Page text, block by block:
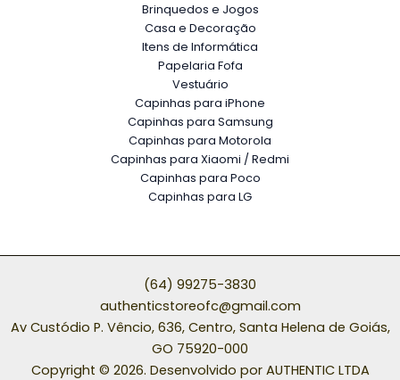
Brinquedos e Jogos
Casa e Decoração
Itens de Informática
Papelaria Fofa
Vestuário
Capinhas para iPhone
Capinhas para Samsung
Capinhas para Motorola
Capinhas para Xiaomi / Redmi
Capinhas para Poco
Capinhas para LG
(64) 99275-3830
authenticstoreofc@gmail.com
Av Custódio P. Vêncio, 636, Centro, Santa Helena de Goiás,
GO 75920-000
Copyright © 2026. Desenvolvido por AUTHENTIC LTDA